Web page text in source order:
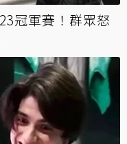
冠軍賽！群眾怒